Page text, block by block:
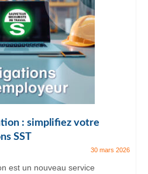
: simplifiez votre
SST
30 mars 2026
est un nouveau service